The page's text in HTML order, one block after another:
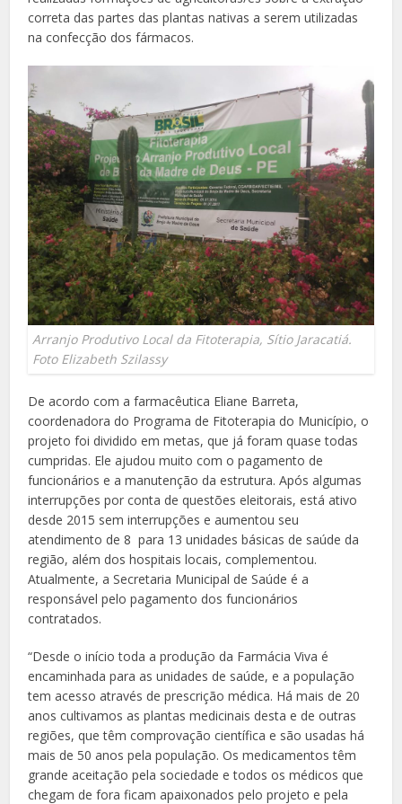
correta das partes das plantas nativas a serem utilizadas
na confecção dos fármacos.
Arranjo Produtivo Local da Fitoterapia, Sítio Jaracatiá.
Foto Elizabeth Szilassy
De acordo com a farmacêutica Eliane Barreta,
coordenadora do Programa de Fitoterapia do Município, o
projeto foi dividido em metas, que já foram quase todas
cumpridas. Ele ajudou muito com o pagamento de
funcionários e a manutenção da estrutura. Após algumas
interrupções por conta de questões eleitorais, está ativo
desde 2015 sem interrupções e aumentou seu
atendimento de 8 para 13 unidades básicas de saúde da
região, além dos hospitais locais, complementou.
Atualmente, a Secretaria Municipal de Saúde é a
responsável pelo pagamento dos funcionários
contratados.
“Desde o início toda a produção da Farmácia Viva é
encaminhada para as unidades de saúde, e a população
tem acesso através de prescrição médica. Há mais de 20
anos cultivamos as plantas medicinais desta e de outras
regiões, que têm comprovação científica e são usadas há
mais de 50 anos pela população. Os medicamentos têm
grande aceitação pela sociedade e todos os médicos que
chegam de fora ficam apaixonados pelo projeto e pela